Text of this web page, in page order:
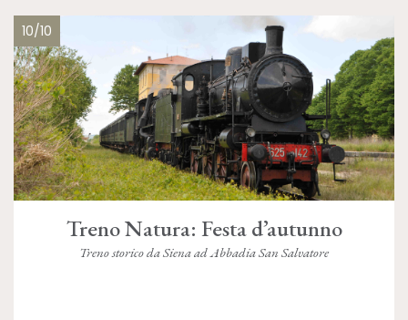
10/10
Treno Natura: Festa d’autunno
Treno storico da Siena ad Abbadia San Salvatore